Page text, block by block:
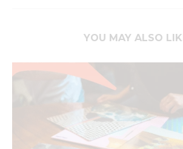
YOU MAY ALSO